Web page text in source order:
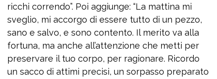
ricchi correndo”. Poi aggiunge: “La mattina mi
sveglio, mi accorgo di essere tutto di un pezzo,
sano e salvo, e sono contento. Il merito va alla
fortuna, ma anche all’attenzione che metti per
preservare il tuo corpo, per ragionare. Ricordo
un sacco di attimi precisi, un sorpasso preparato